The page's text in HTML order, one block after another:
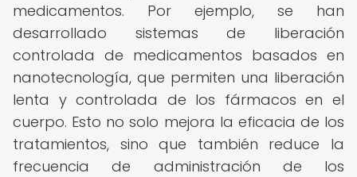
medicamentos. Por ejemplo, se han
desarrollado sistemas de liberación
controlada de medicamentos basados en
nanotecnología, que permiten una liberación
lenta y controlada de los fármacos en el
cuerpo. Esto no solo mejora la eficacia de los
tratamientos, sino que también reduce la
frecuencia de administración de los